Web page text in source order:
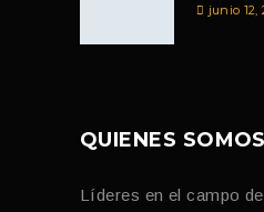
junio 12,
QUIENES SOMOS
Líderes en el campo